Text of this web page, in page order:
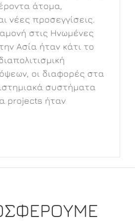
άτομα,
νέες προσεγγίσεις.
στις Ηνωμένες
Ασία ήταν κάτι το
οι διαφορές στα
συστήματα
projects ήταν